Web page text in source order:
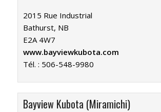
2015 Rue Industrial
Bathurst, NB
E2A 4W7
www.bayviewkubota.com
Tél. : 506-548-9980
Bayview Kubota (Miramichi)